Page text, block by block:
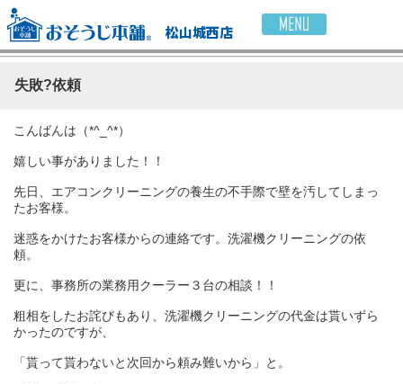
松山城西店
失敗?依頼
こんばんは（*^_^*）
嬉しい事がありました！！
先日、エアコンクリーニングの養生の不手際で壁を汚してしまっ
たお客様。
迷惑をかけたお客様からの連絡です。洗濯機クリーニングの依
頼。
更に、事務所の業務用クーラー３台の相談！！
粗相をしたお詫びもあり、洗濯機クリーニングの代金は貰いずら
かったのですが、
「貰って貰わないと次回から頼み難いから」と。